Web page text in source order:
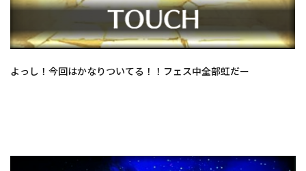
よっし！今回はかなりついてる！！フェス中全部虹だー